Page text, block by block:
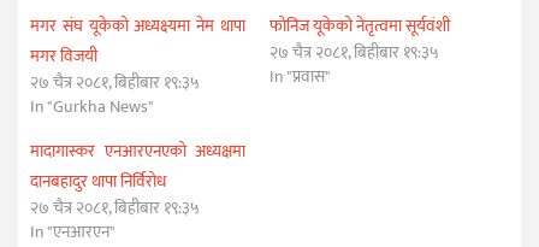
मगर संघ यूकेको अध्यक्ष्यमा नेम थापा
मगर विजयी
२७ चैत्र २०८१, बिहीबार १९:३५
In "Gurkha News"
फोनिज यूकेको नेतृत्वमा सूर्यवंशी
२७ चैत्र २०८१, बिहीबार १९:३५
In "प्रवास"
मादागास्कर एनआरएनएको अध्यक्षमा
दानबहादुर थापा निर्विरोध
२७ चैत्र २०८१, बिहीबार १९:३५
In "एनआरएन"